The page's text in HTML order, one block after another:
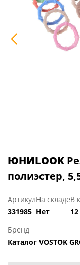
ЮНИLOOK
полиэстер,
Артикул
331985
На складе
Нет
В
12
Бренд
Каталог VOSTOK